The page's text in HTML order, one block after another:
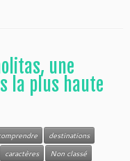
une
la plus haute
destinations
caractères
Non classé